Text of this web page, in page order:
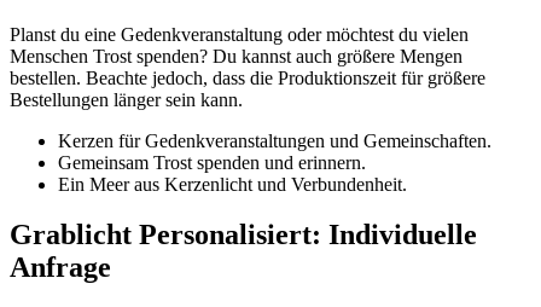
Planst du eine Gedenkveranstaltung oder möchtest du vielen
Menschen Trost spenden? Du kannst auch größere Mengen
bestellen. Beachte jedoch, dass die Produktionszeit für größere
Bestellungen länger sein kann.
Kerzen für Gedenkveranstaltungen und Gemeinschaften.
Gemeinsam Trost spenden und erinnern.
Ein Meer aus Kerzenlicht und Verbundenheit.
Grablicht Personalisiert: Individuelle
Anfrage